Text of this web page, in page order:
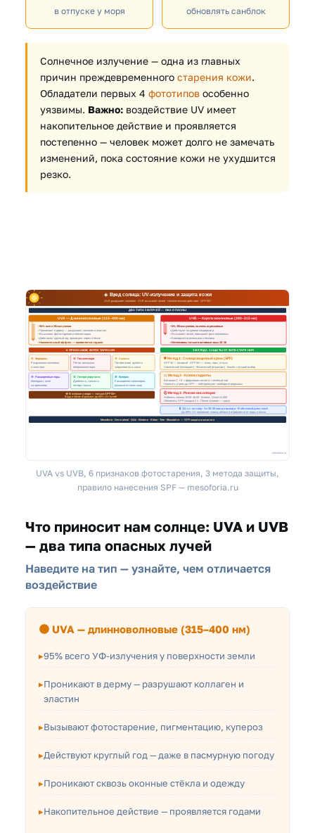
в отпуске у моря обновлять санблок
Солнечное излучение — одна из главных
причин преждевременного старения кожи.
Обладатели первых 4 фототипов особенно
уязвимы. Важно: воздействие UV имеет
накопительное действие и проявляется
постепенно — человек может долго не замечать
изменений, пока состояние кожи не ухудшится
резко.
UVA vs UVB, 6 признаков фотостарения, 3 метода защиты,
правило нанесения SPF — mesoforia.ru
Что приносит нам солнце: UVA и UVB
— два типа опасных лучей
Наведите на тип — узнайте, чем отличается
воздействие
🟠 UVA — длинноволновые (315–400 нм)
95% всего УФ-излучения у поверхности земли
Проникают в дерму — разрушают коллаген и
эластин
Вызывают фотостарение, пигментацию, купероз
Действуют круглый год — даже в пасмурную погоду
Проникают сквозь оконные стёкла и одежду
Накопительное действие — проявляется годами